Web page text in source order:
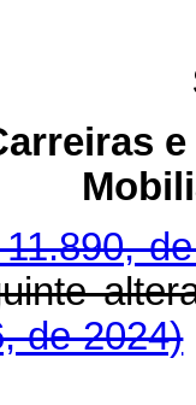
11.890,
de 2024)